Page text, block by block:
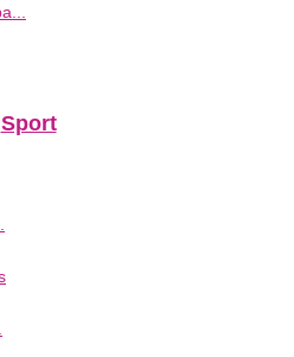
Sport